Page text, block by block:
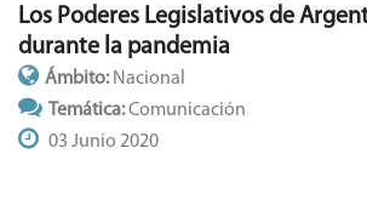
Los Poderes Legislativos de
durante la pandemia
Ámbito:Nacional
Temática:Comunicación
03 Junio 2020